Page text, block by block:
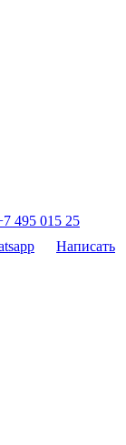
495 015 25
Написать